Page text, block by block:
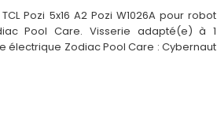
Pozi 5x16 A2 Pozi W1026A pour robot
Pool Care. Visserie adapté(e) à 1
électrique Zodiac Pool Care : Cybernaut